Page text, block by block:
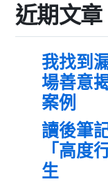
近期文章
我找到
場善意
案例
讀後筆
「高度
生